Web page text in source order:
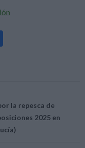
ar
ti
r
la repesca de
2025 en